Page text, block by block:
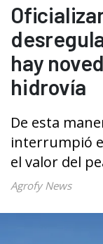
hay
hidrovía
De esta
interrumpió
el valor del
Agrofy News